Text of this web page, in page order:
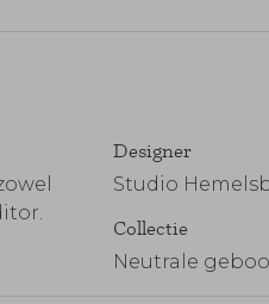
Designer
Studio
Collectie
Neutrale